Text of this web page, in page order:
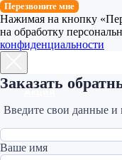
Перезвоните мне
Нажимая на кнопку
на обработку
конфиденциальности
Заказать
Введите свои данные
Ваше имя